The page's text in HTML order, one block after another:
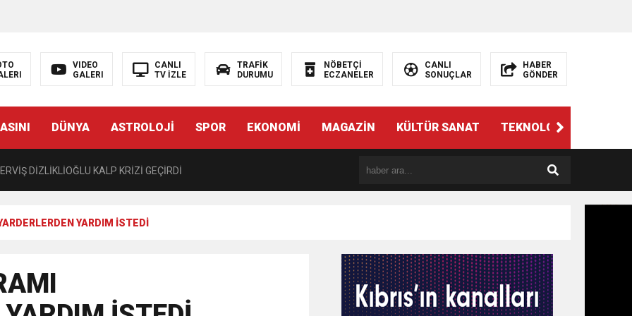
VIDEO
GALERI
CANLI
TV İZLE
TRAFİK
DURUMU
NÖBETÇİ
ECZANELER
CANLI
SONUÇLAR
HABER
GÖNDER
DÜNYA ASTROLOJİ SPOR EKONOMİ MAGAZİN KÜLTÜR SANAT TEKNOLOJİ
HAMİTKÖY BARAJINDA TEC*V*Z İDDİASI
KALDIRILDI!
DİZLİKLİOĞLU KALP KRİZİ GEÇİRDİ
YARDIM İSTEDİ